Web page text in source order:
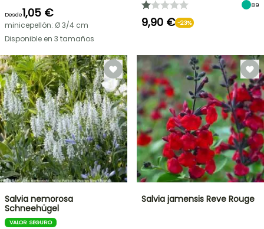
Desde1,05 €
minicepellón: Ø 3/4 cm
Disponible en 3 tamaños
89
9,90 € -23%
Salvia nemorosa
Schneehügel
VALOR SEGURO
Salvia jamensis Reve Rouge